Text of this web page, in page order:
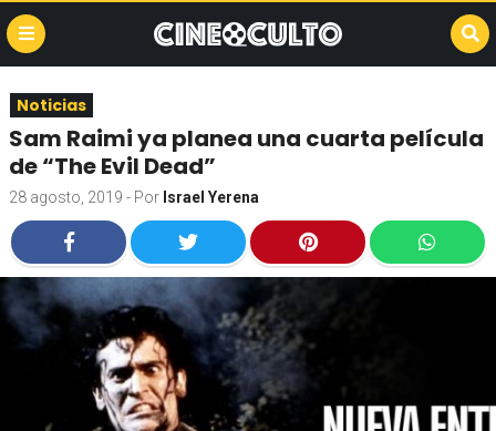
Noticias
Sam Raimi ya planea una cuarta película
de “The Evil Dead”
28 agosto, 2019 - Por Israel Yerena